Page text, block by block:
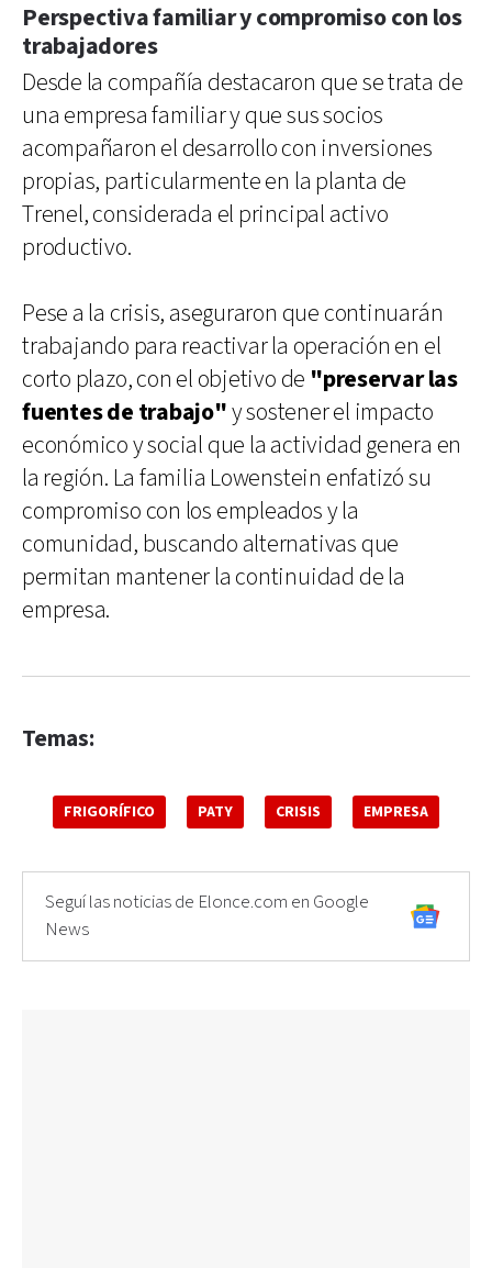
Perspectiva familiar y compromiso con los
trabajadores
Desde la compañía destacaron que se trata de
una empresa familiar y que sus socios
acompañaron el desarrollo con inversiones
propias, particularmente en la planta de
Trenel, considerada el principal activo
productivo.
Pese a la crisis, aseguraron que continuarán
trabajando para reactivar la operación en el
corto plazo, con el objetivo de "preservar las
fuentes de trabajo"y sostener el impacto
económico y social que la actividad genera en
la región. La familia Lowenstein enfatizó su
compromiso con los empleados y la
comunidad, buscando alternativas que
permitan mantener la continuidad de la
empresa.
Temas:
FRIGORÍFICO PATY CRISIS EMPRESA
Seguí las noticias de Elonce.com en Google
News